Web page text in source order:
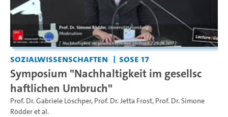
Sozialwissenschaften SoSe 17
Symposium "Nachhaltigkeit im gesellsc
haftlichen Umbruch"
Prof. Dr. Gabriele Löschper, Prof. Dr. Jetta Frost, Prof. Dr. Simone
Rödderet al.